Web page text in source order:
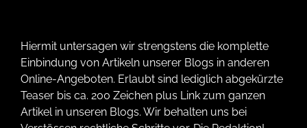
Hiermit untersagen wir strengstens die komplette
Einbindung von Artikeln unserer Blogs in anderen
Online-Angeboten. Erlaubt sind lediglich abgekürzte
Teaser bis ca. 200 Zeichen plus Link zum ganzen
Artikel in unseren Blogs. Wir behalten uns bei